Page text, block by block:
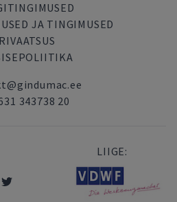
JA TINGIMUSED
343738 20
LIIGE: